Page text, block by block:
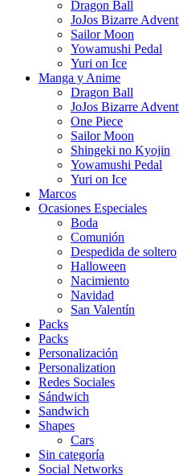
Dragon Ball
JoJos Bizarre
Sailor Moon
Yowamushi Pedal
Yuri on Ice
Manga y Anime
Dragon Ball
JoJos Bizarre
One Piece
Sailor Moon
Shingeki no Kyojin
Yowamushi Pedal
Yuri on Ice
Marcos
Ocasiones Especiales
Boda
Comunión
Despedida de soltero
Halloween
Nacimiento
Navidad
San Valentín
Packs
Packs
Personalización
Personalization
Redes Sociales
Sándwich
Sandwich
Shapes
Cars
Sin categoría
Social Networks